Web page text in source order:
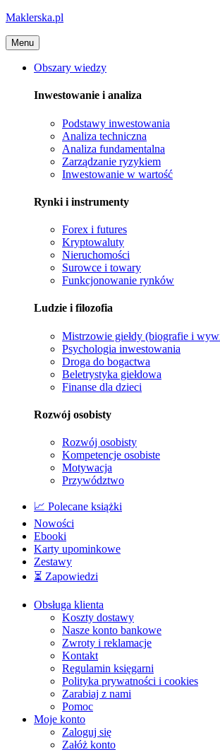
Maklerska.pl
Menu
Obszary wiedzy
Inwestowanie i analiza
Podstawy inwestowania
Analiza techniczna
Analiza fundamentalna
Zarządzanie ryzykiem
Inwestowanie w wartość
Rynki i instrumenty
Forex i futures
Kryptowaluty
Nieruchomości
Surowce i towary
Funkcjonowanie rynków
Ludzie i filozofia
Mistrzowie giełdy (biografie i
Psychologia inwestowania
Droga do bogactwa
Beletrystyka giełdowa
Finanse dla dzieci
Rozwój osobisty
Rozwój osobisty
Kompetencje osobiste
Motywacja
Przywództwo
📈 Polecane książki
Nowości
Ebooki
Karty upominkowe
Zestawy
⏳ Zapowiedzi
Obsługa klienta
Koszty dostawy
Nasze konto bankowe
Zwroty i reklamacje
Kontakt
Regulamin księgarni
Polityka prywatności i cookies
Zarabiaj z nami
Pomoc
Moje konto
Zaloguj się
Załóż konto